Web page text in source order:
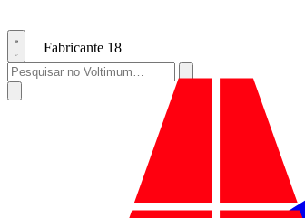
Fabricante 18